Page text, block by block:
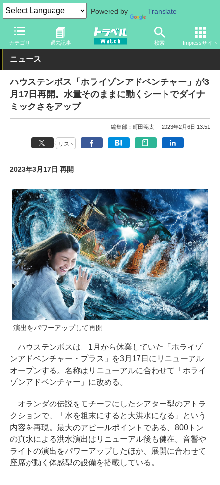
Powered by Translate
カテゴリ 過去記事 検索 Impressサイト
トラベル Watch 旅の情報 観光地 テーマパーク
ニュース
ハウステンボス「ホライゾンアドベンチャー」が3
月17日再開。水量そのままに動くシートでダイナ
ミックさをアップ
編集部：町田莞太 2023年2月6日 13:51
リスト
2023年3月17日 再開
演出をパワーアップして再開
ハウステンボスは、1月から休業していた「ホライゾ
ンアドベンチャー・プラス」を3月17日にリニューアル
オープンする。名称はリニューアルに合わせて「ホライ
ゾンアドベンチャー」に改める。
オランダの伝説をモチーフにしたシアター型のアトラ
クションで、「水を粗末にすると大洪水になる」という
内容を再現。最大のアピールポイントである、800トン
の真水による洪水演出はリニューアル後も健在。音響や
ライトの演出をパワーアップしたほか、展開に合わせて
座席が動く体感型の設備を搭載している。